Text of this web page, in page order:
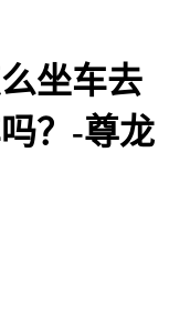
坐车去
？-尊龙